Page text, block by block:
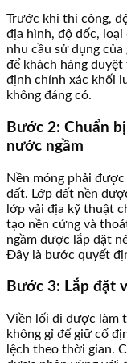
Trước khi thi công,
địa hình, độ dốc,
nhu cầu sử dụng
để khách hàng
định chính xác khối
không đáng có.
Bước 2: Chuẩn
nước ngầm
Nền móng phải
đất. Lớp đất nền
lớp vải địa kỹ thuật
tạo nền cứng và
ngầm được lắp đặt
Đây là bước quyết
Bước 3: Lắp đặt
Viền lối đi được làm
không gỉ để giữ cố
lệch theo thời gian.